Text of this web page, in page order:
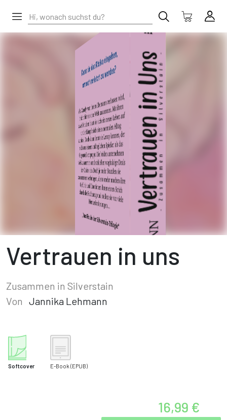
Vertrauen in uns
Zusammen in Silverstain
Von Jannika Lehmann
Softcover E-Book (EPUB)
16,99 €